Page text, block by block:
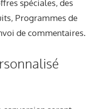
spéciales, des
Programmes de
de commentaires.